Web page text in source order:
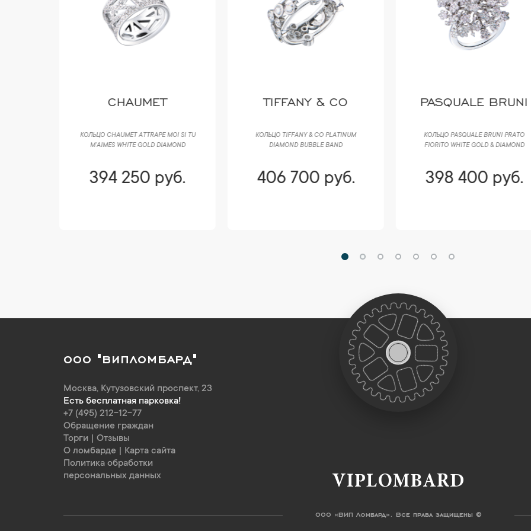
TIFFANY & CO
КОЛЬЦО TIFFANY & CO PLATINUM
DIAMOND BUBBLE BAND
406 700 руб.
PASQUALE BRUNI
КОЛЬЦО PASQUALE BRUNI РRАTО
FIORITO WHITE GOLD & DIAMOND
398 400 руб.
BVLGARI
БРАСЛЕТ BVLGARI ASTRALE WHITE
GOLD DIAMONDS (SIZE 16)
423 300 руб.
ООО "ВИПЛОМБАРД"
Москва, Кутузовский проспект, 23
Есть бесплатная парковка!
+7 (495) 212-12-77
Обращение граждан
Торги
Отзывы
О ломбарде
Карта сайта
Политика обработки
персональных данных
VIPLOMBARD
ООО «ВИП Ломбард». Все права защищены ©